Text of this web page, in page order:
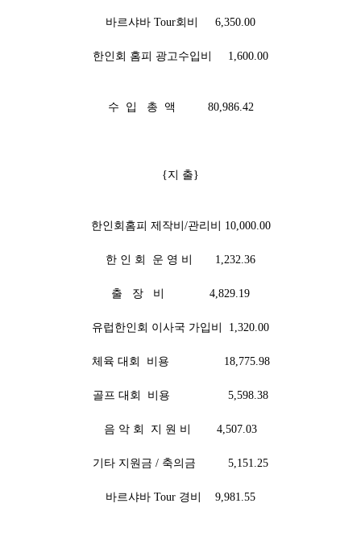
바르샤바 Tour회비 6,350.00
한인회 홈피 광고수입비 1,600.00
수 입 총 액 80,986.42
{지 출}
한인회홈피 제작비/관리비 10,000.00
한 인 회 운 영 비 1,232.36
출 장 비 4,829.19
유럽한인회 이사국 가입비 1,320.00
체육 대회 비용 18,775.98
골프 대회 비용 5,598.38
음 악 회 지 원 비 4,507.03
기타 지원금 / 축의금 5,151.25
바르샤바 Tour 경비 9,981.55